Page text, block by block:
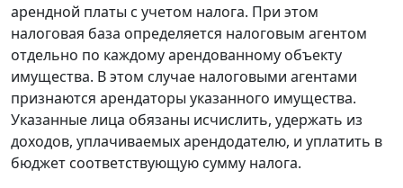
арендной платы с учетом налога. При этом
налоговая база определяется налоговым агентом
отдельно по каждому арендованному объекту
имущества. В этом случае налоговыми агентами
признаются арендаторы указанного имущества.
Указанные лица обязаны исчислить, удержать из
доходов, уплачиваемых арендодателю, и уплатить в
бюджет соответствующую сумму налога.